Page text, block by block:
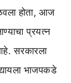
होता, आज
प्रयत्न
सरकारला
भाजपकडे